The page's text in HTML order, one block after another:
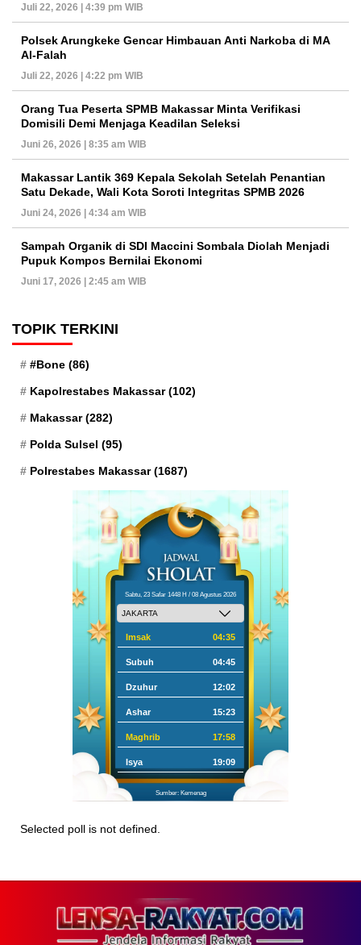
Juli 22, 2026 | 4:39 pm WIB
Polsek Arungkeke Gencar Himbauan Anti Narkoba di MA
Al-Falah
Juli 22, 2026 | 4:22 pm WIB
Orang Tua Peserta SPMB Makassar Minta Verifikasi
Domisili Demi Menjaga Keadilan Seleksi
Juni 26, 2026 | 8:35 am WIB
Makassar Lantik 369 Kepala Sekolah Setelah Penantian
Satu Dekade, Wali Kota Soroti Integritas SPMB 2026
Juni 24, 2026 | 4:34 am WIB
Sampah Organik di SDI Maccini Sombala Diolah Menjadi
Pupuk Kompos Bernilai Ekonomi
Juni 17, 2026 | 2:45 am WIB
TOPIK TERKINI
#Bone (86)
Kapolrestabes Makassar(102)
Makassar(282)
Polda Sulsel (95)
Polrestabes Makassar(1687)
Sabtu, 23 Safar 1448 H / 08 Agustus 2026
Imsak 04:35
Subuh 04:45
Dzuhur 12:02
Ashar 15:23
Maghrib 17:58
Isya 19:09
Sumber: Kemenag
Selected poll is not defined.